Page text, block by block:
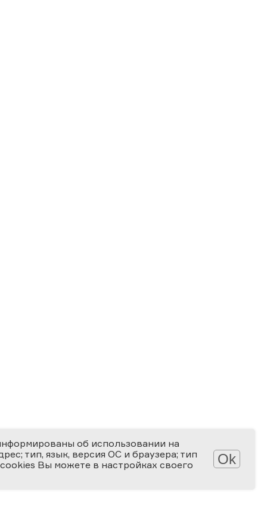
об использовании на
тип, язык, версия ОС и браузера; тип
Вы можете в настройках своего
Ok